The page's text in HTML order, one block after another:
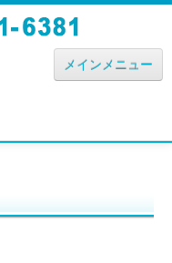
メインメニュー